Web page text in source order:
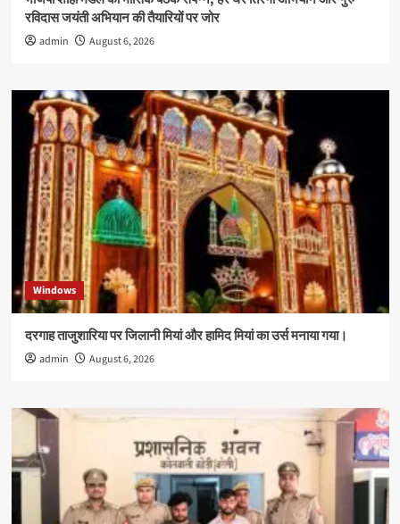
रविदास जयंती अभियान की तैयारियों पर जोर
admin August 6, 2026
Windows
दरगाह ताजुशारिया पर जिलानी मियां और हामिद मियां का उर्स मनाया गया।
admin August 6, 2026